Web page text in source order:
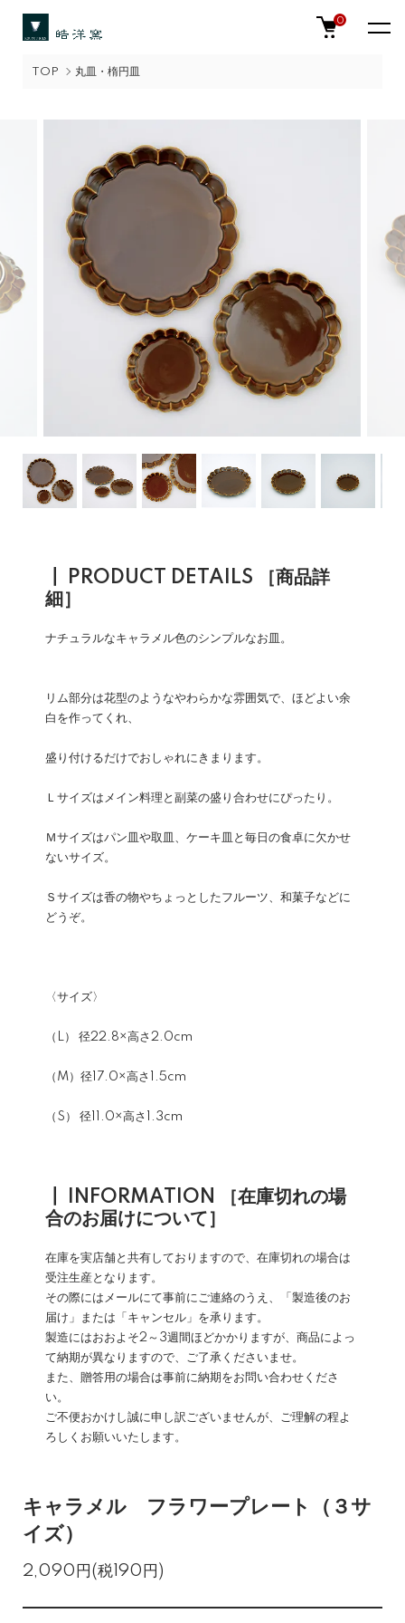
0
TOP 丸皿・楕円皿
┃ PRODUCT DETAILS ［商品詳
細］
ナチュラルなキャラメル色のシンプルなお皿。
リム部分は花型のようなやわらかな雰囲気で、ほどよい余
白を作ってくれ、
盛り付けるだけでおしゃれにきまります。
Ｌサイズはメイン料理と副菜の盛り合わせにぴったり。
Ｍサイズはパン皿や取皿、ケーキ皿と毎日の食卓に欠かせ
ないサイズ。
Ｓサイズは香の物やちょっとしたフルーツ、和菓子などに
どうぞ。
〈サイズ〉
（L） 径22.8×高さ2.0cm
（M）径17.0×高さ1.5cm
（S） 径11.0×高さ1.3cm
┃ INFORMATION ［在庫切れの場
合のお届けについて］
在庫を実店舗と共有しておりますので、在庫切れの場合は
受注生産となります。
その際にはメールにて事前にご連絡のうえ、「製造後のお
届け」または「キャンセル」を承ります。
製造にはおおよそ2～3週間ほどかかりますが、商品によっ
て納期が異なりますので、ご了承くださいませ。
また、贈答用の場合は事前に納期をお問い合わせくださ
い。
ご不便おかけし誠に申し訳ございませんが、ご理解の程よ
ろしくお願いいたします。
キャラメル フラワープレート（３サ
イズ）
2,090円(税190円)